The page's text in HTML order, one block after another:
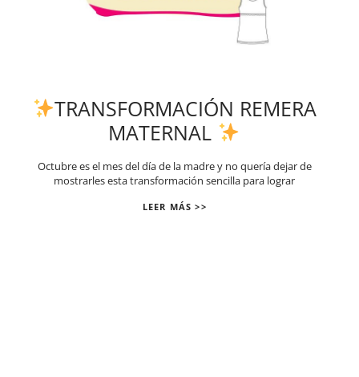
TRANSFORMACIÓN REMERA
MATERNAL
Octubre es el mes del día de la madre y no quería dejar de
mostrarles esta transformación sencilla para lograr
LEER MÁS >>